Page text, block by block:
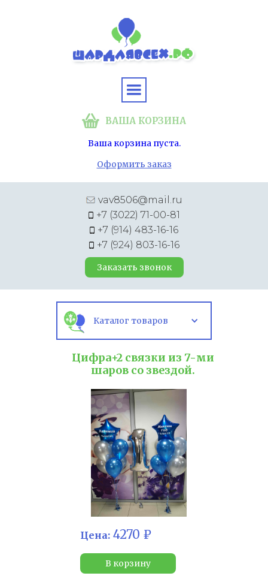
ВАША КОРЗИНА
Ваша корзина пуста.
Оформить заказ
vav8506@mail.ru
+7 (3022) 71-00-81
+7 (914) 483-16-16
+7 (924) 803-16-16
Заказать звонок
Каталог товаров
Цифра+2 связки из 7-ми
шаров со звездой.
Цена: 4270 ₽
В корзину